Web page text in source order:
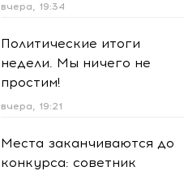
вчера, 19:34
Политические итоги
недели. Мы ничего не
простим!
вчера, 19:21
Места заканчиваются до
конкурса: советник